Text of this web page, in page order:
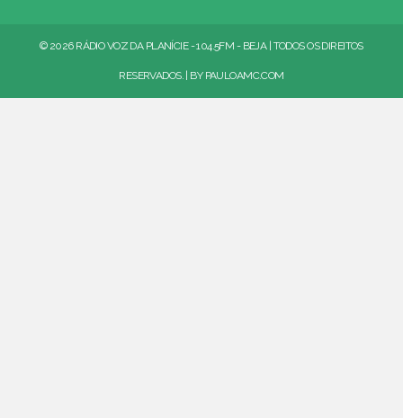
© 2026 RÁDIO VOZ DA PLANÍCIE - 104.5FM - BEJA | TODOS OS DIREITOS
RESERVADOS. | BY PAULOAMC.COM